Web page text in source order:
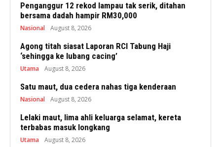
Penganggur 12 rekod lampau tak serik, ditahan
bersama dadah hampir RM30,000
Nasional August 8, 2026
Agong titah siasat Laporan RCI Tabung Haji
‘sehingga ke lubang cacing’
Utama August 8, 2026
Satu maut, dua cedera nahas tiga kenderaan
Nasional August 8, 2026
Lelaki maut, lima ahli keluarga selamat, kereta
terbabas masuk longkang
Utama August 8, 2026